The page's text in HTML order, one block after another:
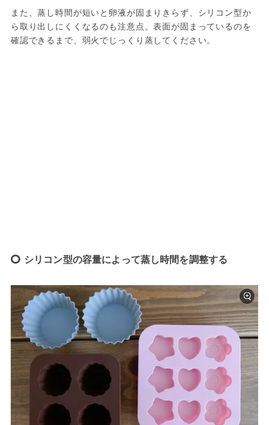
また、蒸し時間が短いと卵液が固まりきらず、シリコン型か
ら取り出しにくくなるのも注意点。表面が固まっているのを
確認できるまで、弱火でじっくり蒸してください。
シリコン型の容量によって蒸し時間を調整する